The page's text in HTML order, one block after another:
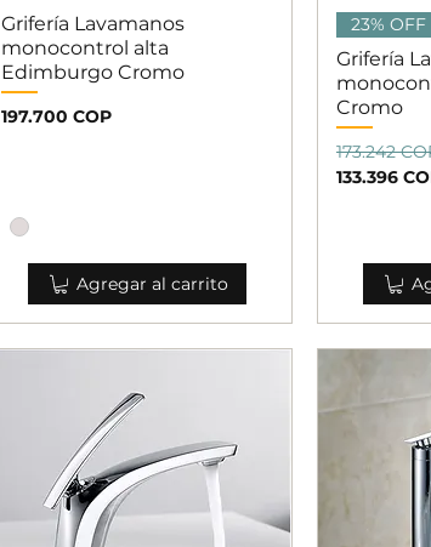
Vista rápida
Grifería Lavamanos
monocontrol alta
Edimburgo Cromo
Precio
197.700 COP
Agregar al carrito
23% OFF
Grifería
Cromo
Precio
173.242
Precio de
133.396